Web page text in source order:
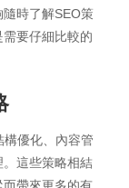
時了解SEO策
要仔細比較的
優化、內容管
這些策略相結